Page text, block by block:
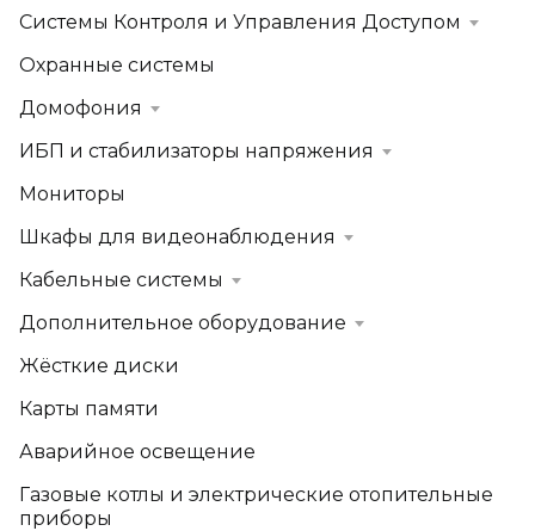
Системы Контроля и Управления Доступом
Охранные системы
Домофония
ИБП и стабилизаторы напряжения
Мониторы
Шкафы для видеонаблюдения
Кабельные системы
Дополнительное оборудование
Жёсткие диски
Карты памяти
Аварийное освещение
Газовые котлы и электрические отопительные
приборы